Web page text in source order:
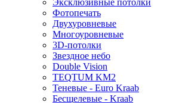
Эксклюзивные потолки
Фотопечать
Двухуровневые
Многоуровневые
3D-потолки
Звездное небо
Double Vision
TEQTUM KM2
Теневые - Euro Kraab
Бесщелевые - Kraab